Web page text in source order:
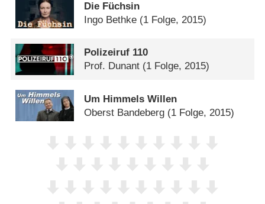
Die Füchsin
Ingo Bethke (1 Folge, 2015)
Polizeiruf 110
Prof. Dunant (1 Folge, 2015)
Um Himmels Willen
Oberst Bandeberg (1 Folge, 2015)